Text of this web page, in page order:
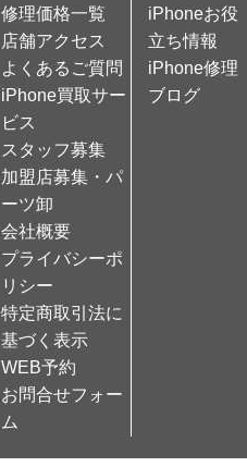
修理価格一覧
店舗アクセス
よくあるご質問
iPhone買取サー
ビス
スタッフ募集
加盟店募集・パ
ーツ卸
会社概要
プライバシーポ
リシー
特定商取引法に
基づく表示
WEB予約
お問合せフォー
ム
iPhoneお役
立ち情報
iPhone修理
ブログ